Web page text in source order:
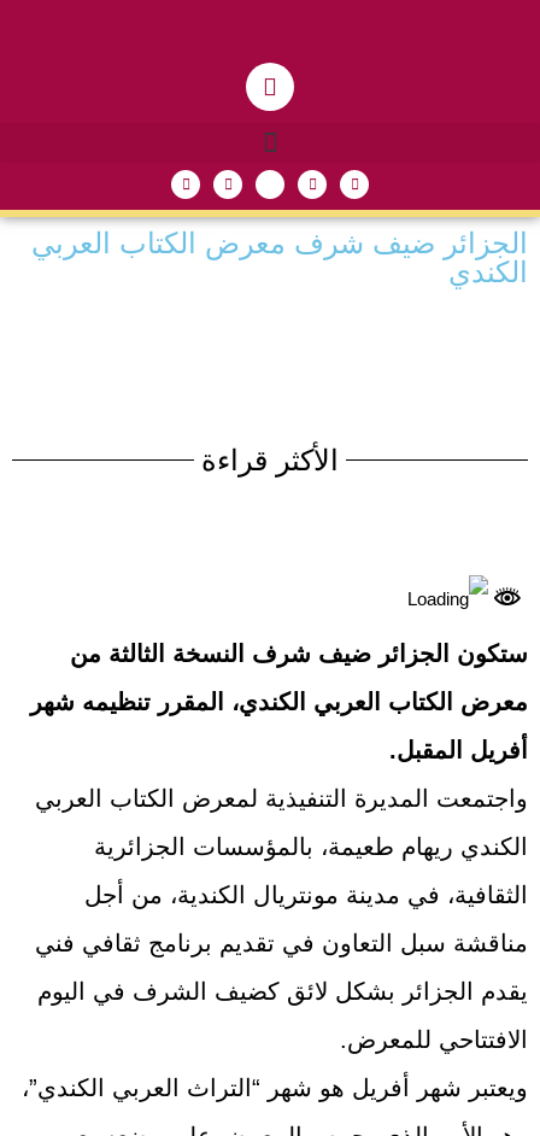
الجزائر ضيف شرف معرض الكتاب العربي
الكندي
الأكثر قراءة
ستكون الجزائر ضيف شرف النسخة الثالثة من
معرض الكتاب العربي الكندي، المقرر تنظيمه شهر
أفريل المقبل.
واجتمعت المديرة التنفيذية لمعرض الكتاب العربي
الكندي ريهام طعيمة، بالمؤسسات الجزائرية
الثقافية، في مدينة مونتريال الكندية، من أجل
مناقشة سبل التعاون في تقديم برنامج ثقافي فني
يقدم الجزائر بشكل لائق كضيف الشرف في اليوم
الافتتاحي للمعرض.
ويعتبر شهر أفريل هو شهر “التراث العربي الكندي”،